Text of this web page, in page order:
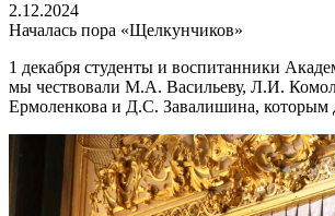
2.12.2024
Началась пора «Щелкунчиков»
1 декабря студенты и воспитанники
мы чествовали М.А. Васильеву, Л.И.
Ермоленкова и Д.С. Завалишина, которым